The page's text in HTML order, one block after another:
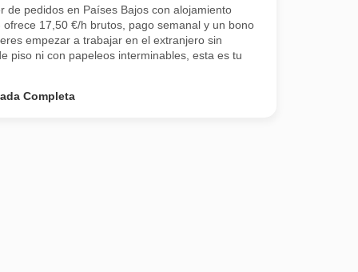
de pedidos en Países Bajos con alojamiento
ofrece 17,50 €/h brutos, pago semanal y un bono
empezar a trabajar en el extranjero sin
piso ni con papeleos interminables, esta es tu
Completa